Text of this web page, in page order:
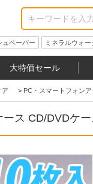
ュペーパー ミネラルウォー
大特価セール
ア > PC・スマートフォン
ス CD/DVDケ